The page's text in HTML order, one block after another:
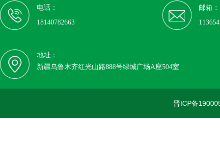
电话：
18140782663
邮箱：
地址：
新疆乌鲁木齐红光山路888号绿城广场A座504室
晋ICP备